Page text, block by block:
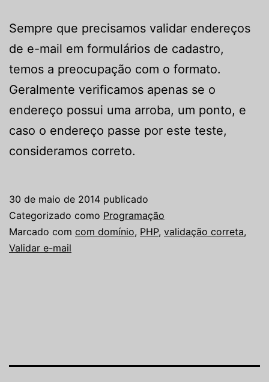
Sempre que precisamos validar endereços
de e-mail em formulários de cadastro,
temos a preocupação com o formato.
Geralmente verificamos apenas se o
endereço possui uma arroba, um ponto, e
caso o endereço passe por este teste,
consideramos correto.
30 de maio de 2014 publicado
Categorizado como Programação
Marcado com com domínio, PHP, validação correta,
Validar e-mail